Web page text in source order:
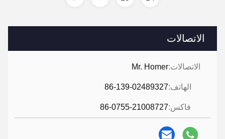
الاتصالات
الاتصالات:Mr. Homer
الهاتف:86-139-02489327
فاكس:86-0755-21008727